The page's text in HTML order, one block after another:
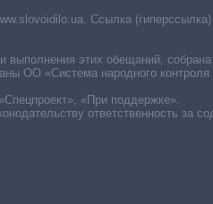
Ссылка (гиперссылка)
этих обещаний, собрана
ОО «Система народного контроля
«При поддержке».
ответственность за